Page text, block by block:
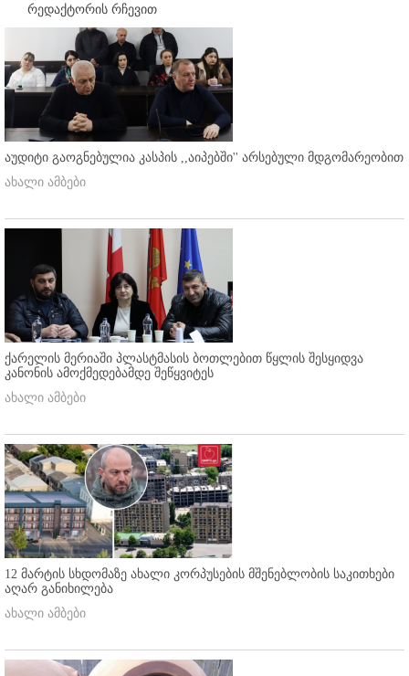
რედაქტორის რჩევით
აუდიტი გაოგნებულია კასპის ,,აიპებში'' არსებული მდგომარეობით
ახალი ამბები
ქარელის მერიაში პლასტმასის ბოთლებით წყლის შესყიდვა
კანონის ამოქმედებამდე შეწყვიტეს
ახალი ამბები
12 მარტის სხდომაზე ახალი კორპუსების მშენებლობის საკითხები
აღარ განიხილება
ახალი ამბები